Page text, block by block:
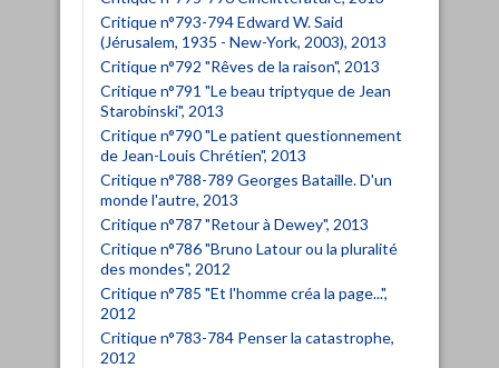
Critique n°793-794 Edward W. Said
(Jérusalem, 1935 - New-York, 2003), 2013
Critique n°792 "Rêves de la raison", 2013
Critique n°791 "Le beau triptyque de Jean
Starobinski", 2013
Critique n°790 "Le patient questionnement
de Jean-Louis Chrétien", 2013
Critique n°788-789 Georges Bataille. D'un
monde l'autre, 2013
Critique n°787 "Retour à Dewey", 2013
Critique n°786 "Bruno Latour ou la pluralité
des mondes", 2012
Critique n°785 "Et l'homme créa la page...",
2012
Critique n°783-784 Penser la catastrophe,
2012